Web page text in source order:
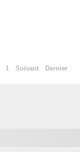
1 Suivant Dernier